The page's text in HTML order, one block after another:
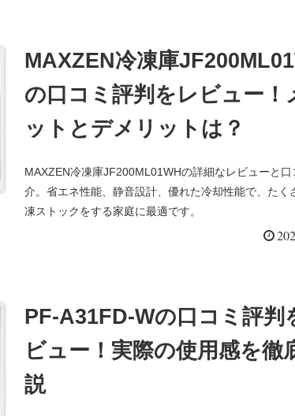
MAXZEN冷凍庫
の口コミ評判をレビュー！
ットとデメリットは？
MAXZEN冷凍庫JF200ML01WHの詳細なレビューと口
介。省エネ性能、静音設計、優れた冷却性能で、たく
凍ストックをする家庭に最適です。
PF-A31FD-Wの口コミ評判
ビュー！実際の使用感を徹
説